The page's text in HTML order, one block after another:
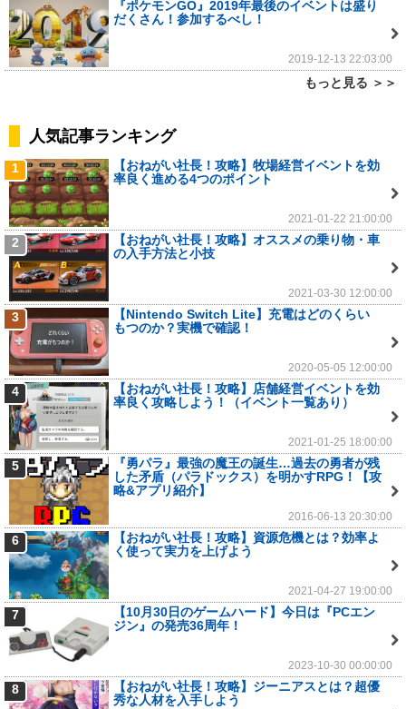
『ポケモンGO』2019年最後のイベントは盛り
だくさん！参加するべし！
2019-12-13 22:03:00
もっと見る ＞＞
人気記事ランキング
1
【おねがい社長！攻略】牧場経営イベントを効
率良く進める4つのポイント
2021-01-22 21:00:00
2
【おねがい社長！攻略】オススメの乗り物・車
の入手方法と小技
2021-03-30 12:00:00
3
【Nintendo Switch Lite】充電はどのくらい
もつのか？実機で確認！
2020-05-05 12:00:00
4
【おねがい社長！攻略】店舗経営イベントを効
率良く攻略しよう！（イベント一覧あり）
2021-01-25 18:00:00
5
『勇パラ』最強の魔王の誕生…過去の勇者が残
した矛盾（パラドックス）を明かすRPG！【攻
略&アプリ紹介】
2016-06-13 20:30:00
6
【おねがい社長！攻略】資源危機とは？効率よ
く使って実力を上げよう
2021-04-27 19:00:00
7
【10月30日のゲームハード】今日は『PCエン
ジン』の発売36周年！
2023-10-30 00:00:00
8
【おねがい社長！攻略】ジーニアスとは？超優
秀な人材を入手しよう